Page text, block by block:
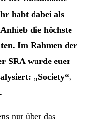
habt dabei als
die höchste
Im Rahmen der
SRA wurde euer
„Society“,
nur über das